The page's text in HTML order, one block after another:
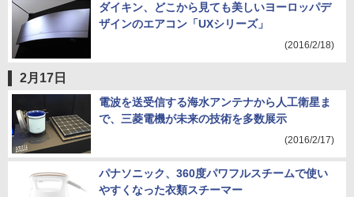
ダイキン、どこから見ても美しいヨーロッパデ
ザインのエアコン「UXシリーズ」
(2016/2/18)
2月17日
電波を送受信する海水アンテナから人工衛星ま
で、三菱電機が未来の技術を多数展示
(2016/2/17)
パナソニック、360度パワフルスチームで使い
やすくなった衣類スチーマー